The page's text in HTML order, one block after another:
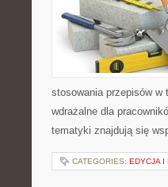
stosowania przepisów w
wdrażalne dla
tematyki znajdują się
CATEGORIES: EDYCJA I